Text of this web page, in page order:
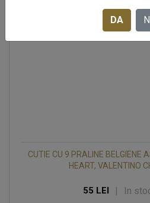
CUTIE CU 9 PRALINE BELGIENE
HEART, VALENTINO
55 LEI | In
DA